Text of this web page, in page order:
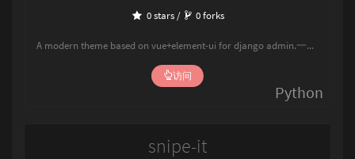
Python
0 stars / 0 forks
A modern theme based on vue+element-ui for django admin.一款基于vue+element-ui的django admin现代化主题。全球10000+网站都在使用！喜欢可以点个star✨
访问
snipe-it